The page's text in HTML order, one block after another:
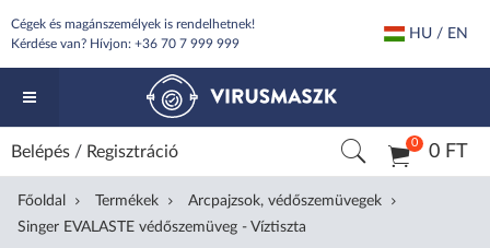
Cégek és magánszemélyek is rendelhetnek!
Kérdése van? Hívjon: +36 70 7 999 999
HU / EN
0 0 FT
Belépés / Regisztráció
Főoldal Termékek
Arcpajzsok, védőszemüvegek
Singer EVALASTE védőszemüveg - Víztiszta